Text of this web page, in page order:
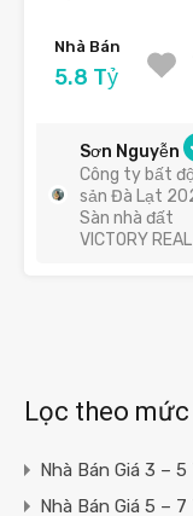
Nhà Bán
5.8 Tỷ
Sơn Nguyễn
Công ty bất
sản Đà Lạt
Sàn nhà đất
VICTORY REAL ]
Lọc theo
Nhà Bán Giá 3 – 5
Nhà Bán Giá 5 – 7